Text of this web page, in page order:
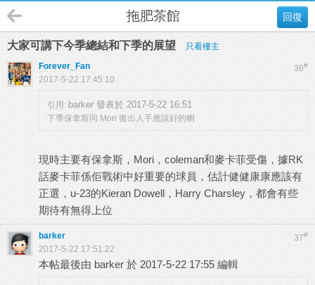
回復
拖肥茶館
大家可講下今季總結和下季的展望 只看樓主
36#
Forever_Fan
2017-5-22 17:45:10
引用: barker 發表於 2017-5-22 16:51
下季保拿斯同 Mori 復出人手應該好的喇
現時主要有保拿斯，Mori，coleman和麥卡菲受傷，據RK
話麥卡菲係佢戰術中好重要的球員，估計健健康康應該有
正選，u-23的Kieran Dowell，Harry Charsley，都會有些
期待有無得上位
37#
barker
2017-5-22 17:51:22
本帖最後由 barker 於 2017-5-22 17:55 編輯